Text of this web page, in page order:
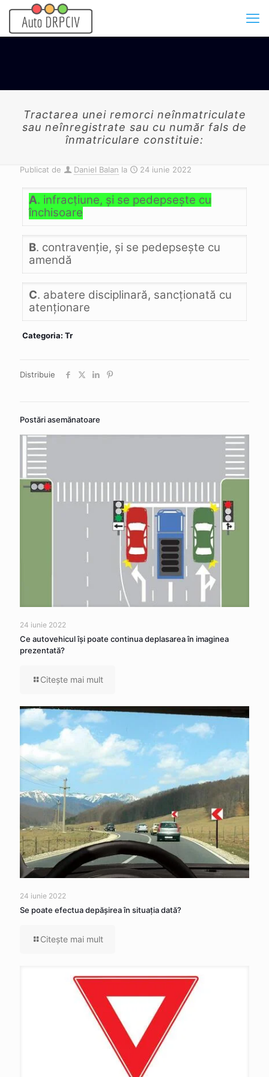
Tractarea unei remorci neînmatriculate
sau neînregistrate sau cu număr fals de
înmatriculare constituie:
Publicat de Daniel Balan la 24 iunie 2022
A. infracţiune, şi se pedepseşte cu
închisoare
B. contravenţie, şi se pedepseşte cu
amendă
C. abatere disciplinară, sancţionată cu
atenţionare
Categoria: Tr
Distribuie
Postări asemănatoare
24 iunie 2022
Ce autovehicul îşi poate continua deplasarea în imaginea
prezentată?
Citeşte mai mult
24 iunie 2022
Se poate efectua depăşirea în situaţia dată?
Citeşte mai mult